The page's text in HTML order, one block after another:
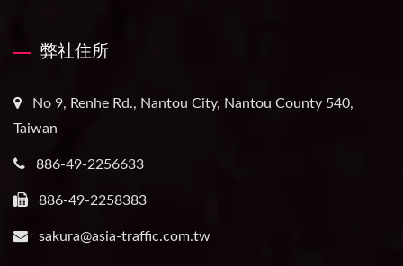
弊社住所
No 9, Renhe Rd., Nantou City, Nantou County 540,
Taiwan
886-49-2256633
886-49-2258383
sakura@asia-traffic.com.tw